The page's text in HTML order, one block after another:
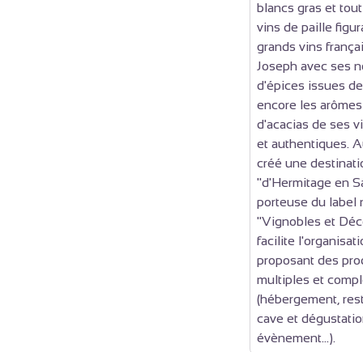
blancs gras et
vins de paille
grands vins
Joseph avec ses
d'épices issues
encore les
d'acacias de ses
et authentiques.
créé une
"d'Hermitage en
porteuse du label
"Vignobles et
facilite
proposant des
multiples et
(hébergement,
cave et
évènement...).